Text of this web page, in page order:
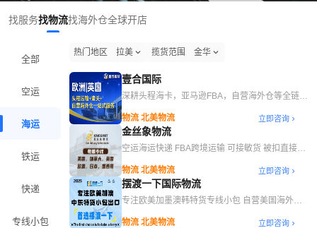
找服务找物流找海外仓全球开店
全部
空运
海运
铁运
快递
专线小包
热门地区 拉美 揽货范围 金华
壹合国际
深耕头程海卡，亚马逊FBA，自营海外仓等全链路
物流 北美物流
立即咨询
金丝象物流
空运海运快递 FBA跨境运输 可接敏货 被扣直接赔
物流 北美物流
立即咨询
摆渡一下国际物流
专注欧美加墨澳韩特货专线小包 自营美国海外仓
物流 北美物流
立即咨询